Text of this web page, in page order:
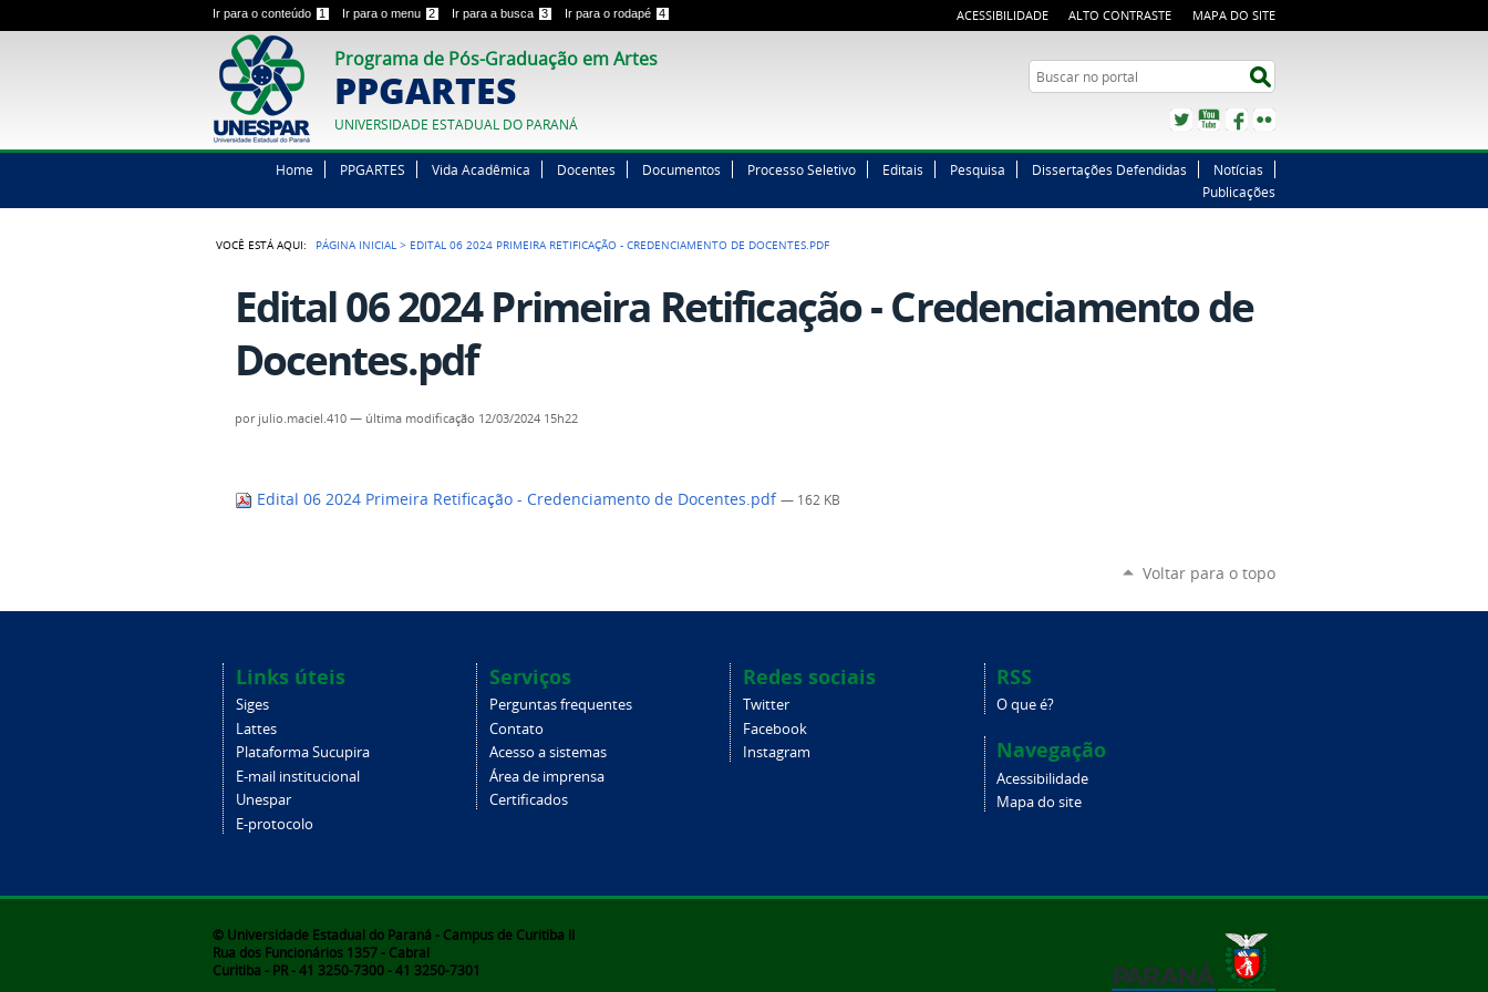
Ir para o conteúdo 1 Ir para o menu 2 Ir para a busca 3 Ir para o rodapé 4 ACESSIBILIDADE ALTO CONTRASTE MAPA DO SITE
Programa de Pós-Graduação em Artes
PPGARTES
UNIVERSIDADE ESTADUAL DO PARANÁ
Buscar no portal
TwitterYouTubeFacebook
Home PPGARTES Vida Acadêmica Docentes Documentos Processo Seletivo Editais Pesquisa Dissertações Defendidas
Notícias
Publicações
VOCÊ ESTÁ AQUI: PÁGINA INICIAL > EDITAL 06 2024 PRIMEIRA RETIFICAÇÃO - CREDENCIAMENTO DE DOCENTES.PDF
Edital 06 2024 Primeira Retificação - Credenciamento de
Docentes.pdf
por julio.maciel.410— última modificação 12/03/2024 15h22
Edital 06 2024 Primeira Retificação - Credenciamento de Docentes.pdf — 162 KB
Voltar para o topo
Links úteis
Siges
Lattes
Plataforma Sucupira
E-mail institucional
Unespar
E-protocolo
Serviços
Perguntas frequentes
Contato
Acesso a sistemas
Área de imprensa
Certificados
Redes sociais
Twitter
Facebook
Instagram
RSS
O que é?
Navegação
Acessibilidade
Mapa do site
© Universidade Estadual do Paraná - Campus de Curitiba II
Rua dos Funcionários 1357 - Cabral
Curitiba - PR - 41 3250-7300 - 41 3250-7301